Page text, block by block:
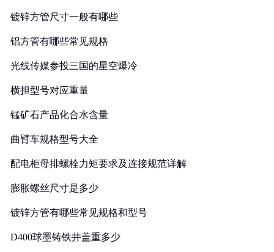
镀锌方管尺寸一般有哪些
铝方管有哪些常见规格
光线传媒参投三国的星空爆冷
横担型号对应重量
锰矿石产品化合水含量
曲臂车规格型号大全
配电柜母排螺栓力矩要求及连接规范详解
膨胀螺丝尺寸是多少
镀锌方管有哪些常见规格和型号
D400球墨铸铁井盖重多少